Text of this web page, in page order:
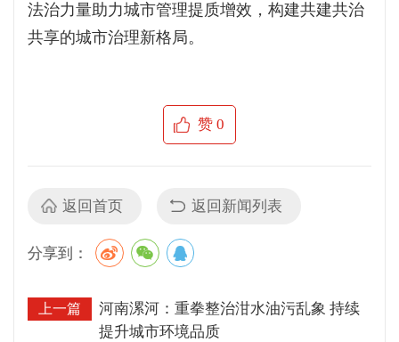
法治力量助力城市管理提质增效，构建共建共治
共享的城市治理新格局。
赞0
返回首页 返回新闻列表
分享到：
上一篇
河南漯河：重拳整治泔水油污乱象 持续
提升城市环境品质